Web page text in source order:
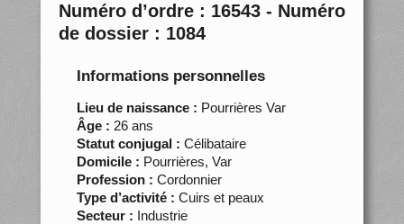
Numéro d’ordre : 16543 - Numéro
de dossier : 1084
Informations personnelles
Lieu de naissance : Pourrières Var
Âge : 26 ans
Statut conjugal : Célibataire
Domicile : Pourrières, Var
Profession : Cordonnier
Type d’activité : Cuirs et peaux
Secteur : Industrie